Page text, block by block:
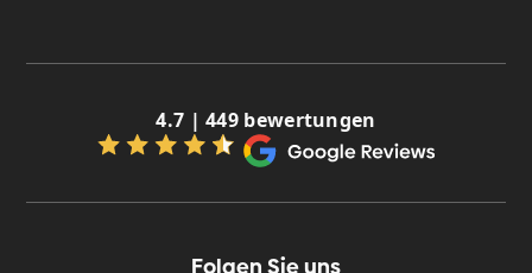
4.7 | 449 bewertungen
Folgen Sie uns